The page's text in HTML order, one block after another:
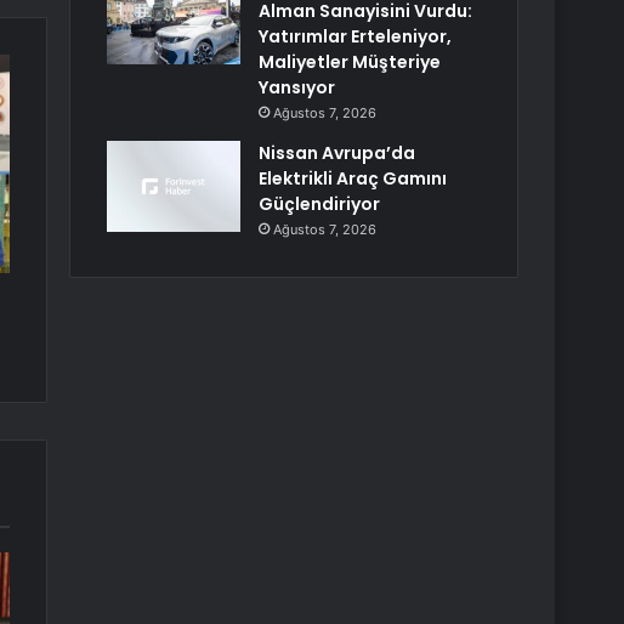
Alman Sanayisini Vurdu:
Yatırımlar Erteleniyor,
Maliyetler Müşteriye
Yansıyor
Ağustos 7, 2026
Nissan Avrupa’da
Elektrikli Araç Gamını
Güçlendiriyor
Ağustos 7, 2026